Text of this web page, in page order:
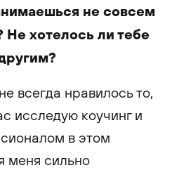
не совсем
хотелось ли тебе
всегда нравилось то,
исследую коучинг и
в этом
меня сильно